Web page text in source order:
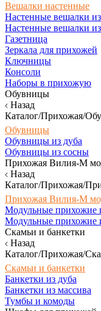
Вешалки настенные
Настенные вешалки
Настенные вешалки
Газетница
Зеркала для прихожей
Ключницы
Консоли
Наборы в прихожую
Обувницы
Назад
Каталог/Прихожая/
Обувницы
Обувницы из дуба
Обувницы из сосны
Прихожая Вилия-М
Назад
Каталог/Прихожая/
Прихожая Вилия-М
Модульные прихожие
Модульные прихожие
Скамьи и банкетки
Назад
Каталог/Прихожая/
Скамьи и банкетки
Банкетки из дуба
Банкетки из массива
Тумбы и комоды